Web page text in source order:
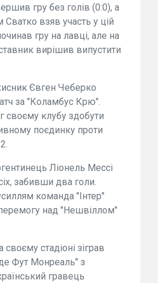
гру без голів (0:0), а
Сватко взяв участь у цій
гру на лавці, але на
вирішив випустити
Євген Чеберко
за "Коламбус Крю".
своєму клубу здобути
поєдинку проти
Ліонель Мессі
забивши два голи.
команда "Інтер"
над "Нешвіллом"
своєму стадіоні зіграв
Фут Монреаль" з
гравець